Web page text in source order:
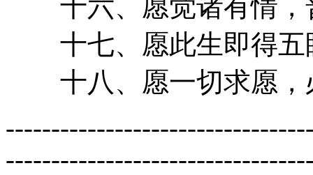
十六、愿觉诸有情，
十七、愿此生即得五
十八、愿一切求愿，